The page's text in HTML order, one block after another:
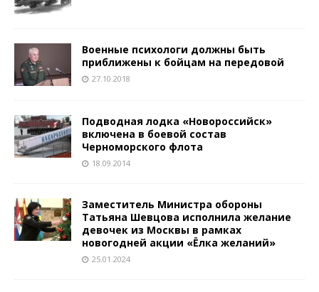
Военные психологи должны быть
приближены к бойцам на передовой
27.10.2018
Подводная лодка «Новороссийск»
включена в боевой состав
Черноморского флота
18.09.2014
Заместитель Министра обороны
Татьяна Шевцова исполнила желание
девочек из Москвы в рамках
новогодней акции «Ёлка желаний»
25.01.2024